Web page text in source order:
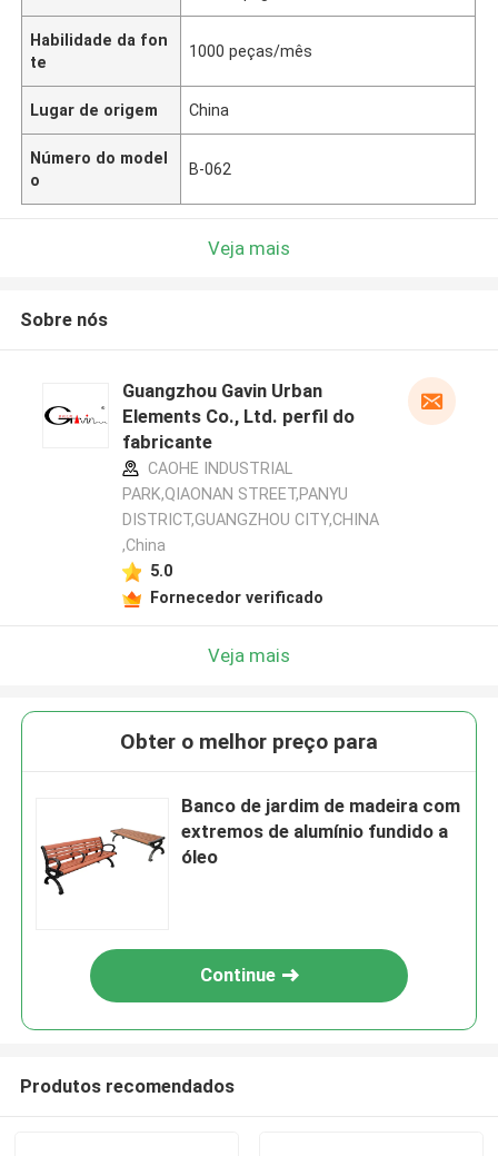
Habilidade da fon
te
1000 peças/mês
Lugar de origem China
Número do model
o
B-062
Veja mais
Sobre nós
Guangzhou Gavin Urban
Elements Co., Ltd. perfil do
fabricante
CAOHE INDUSTRIAL
PARK,QIAONAN STREET,PANYU
DISTRICT,GUANGZHOU CITY,CHINA
,China
5.0
Fornecedor verificado
Veja mais
Obter o melhor preço para
Banco de jardim de madeira com
extremos de alumínio fundido a
óleo
Continue
Produtos recomendados